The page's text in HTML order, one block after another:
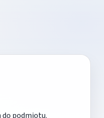
do podmiotu.